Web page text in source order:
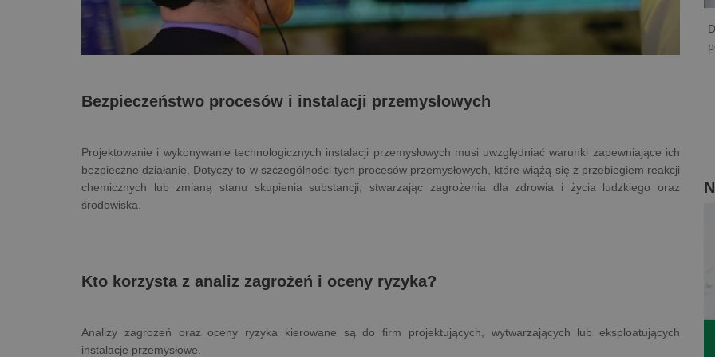
Bezpieczeństwo procesów i instalacji przemysłowych
Projektowanie i wykonywanie technologicznych instalacji przemysłowych musi uwzględniać warunki zapewniające ich
bezpieczne działanie. Dotyczy to w szczególności tych procesów przemysłowych, które wiążą się z przebiegiem reakcji
chemicznych lub zmianą stanu skupienia substancji, stwarzając zagrożenia dla zdrowia i życia ludzkiego oraz
środowiska.
Kto korzysta z analiz zagrożeń i oceny ryzyka?
Analizy zagrożeń oraz oceny ryzyka kierowane są do firm projektujących, wytwarzających lub eksploatujących
instalacje przemysłowe.